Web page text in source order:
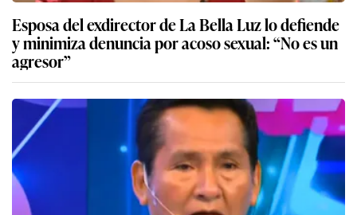
Esposa del exdirector de La Bella Luz lo defiende
y minimiza denuncia por acoso sexual: “No es un
agresor”